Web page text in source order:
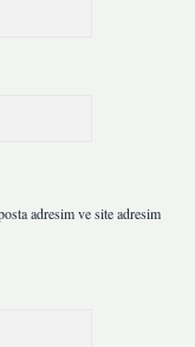
adresim ve site adresim